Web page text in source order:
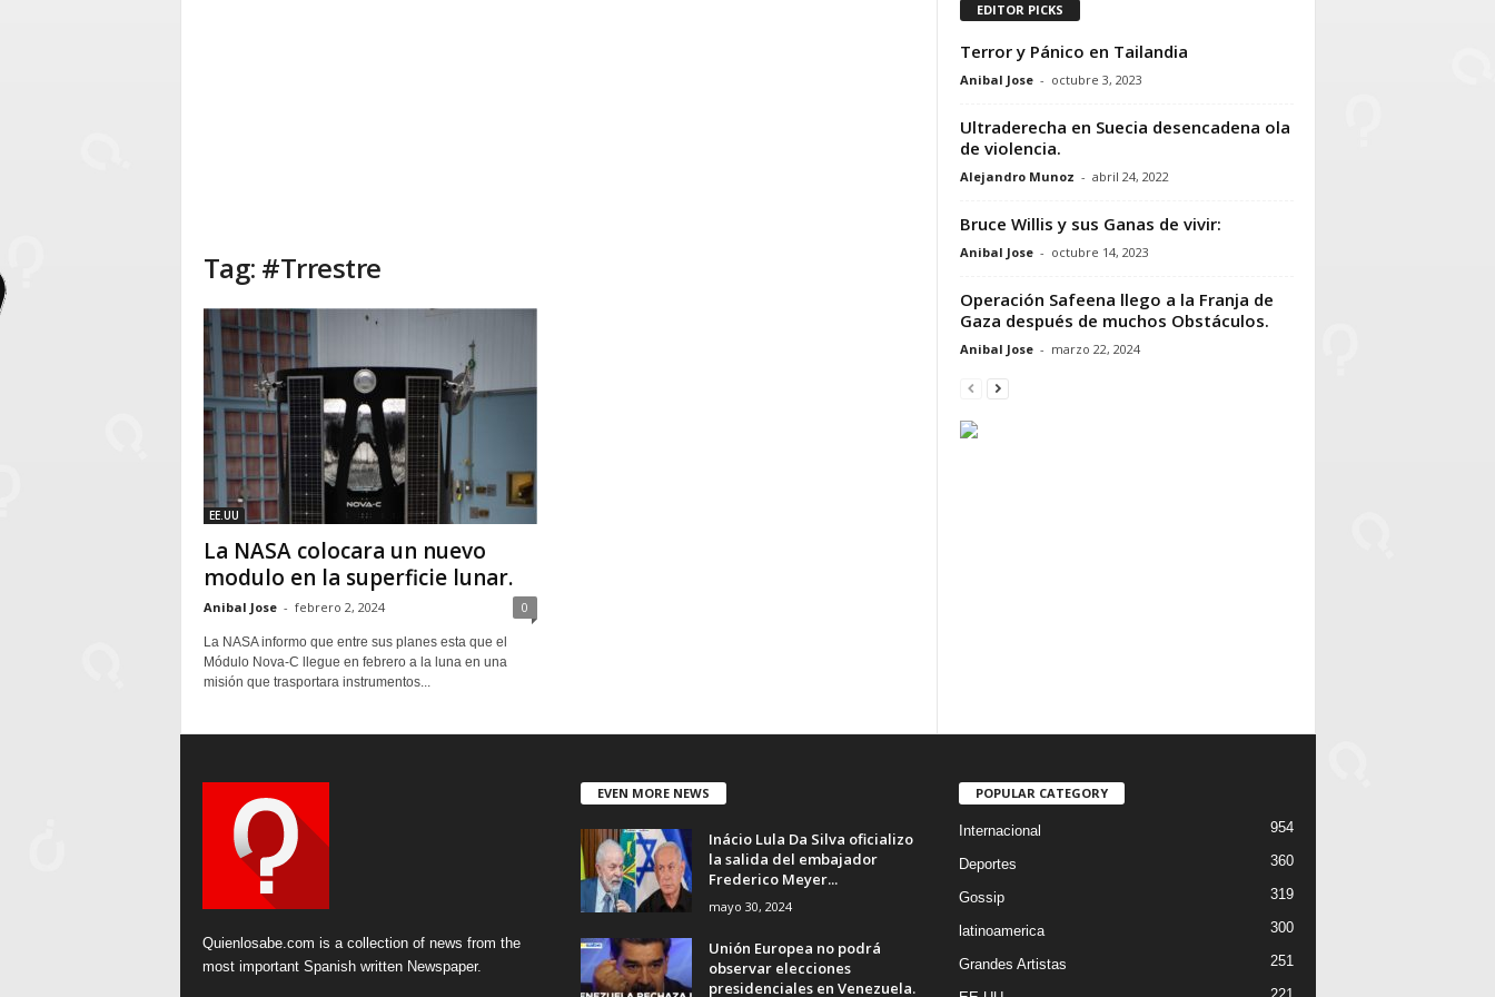
Tag: #Trrestre
EE.UU
La NASA colocara un nuevo
modulo en la superficie lunar.
Anibal Jose - febrero 2, 2024 0
La NASA informo que entre sus planes esta que el
Módulo Nova-C llegue en febrero a la luna en una
misión que trasportara instrumentos...
EDITOR PICKS
Terror y Pánico en Tailandia
Anibal Jose - octubre 3, 2023
Ultraderecha en Suecia desencadena ola
de violencia.
Alejandro Munoz - abril 24, 2022
Bruce Willis y sus Ganas de vivir:
Anibal Jose - octubre 14, 2023
Operación Safeena llego a la Franja de
Gaza después de muchos Obstáculos.
Anibal Jose - marzo 22, 2024
Quienlosabe.com is a collection of news from the
most important Spanish written Newspaper.
EVEN MORE NEWS
Inácio Lula Da Silva oficializo
la salida del embajador
Frederico Meyer...
mayo 30, 2024
Unión Europea no podrá
observar elecciones
presidenciales en Venezuela.
POPULAR CATEGORY
Internacional 954
Deportes 360
Gossip 319
latinoamerica 300
Grandes Artistas 251